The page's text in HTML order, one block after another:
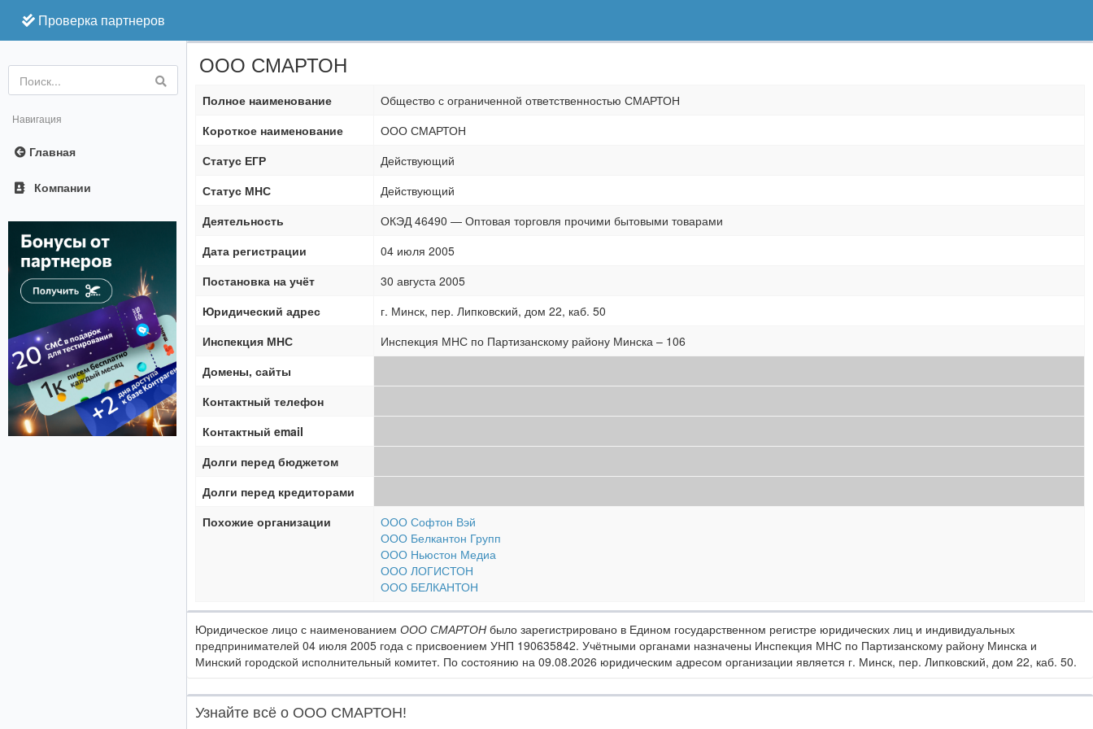
Проверка партнеров
Online
Навигация
Главная
Компании
ООО СМАРТОН
Полное наименование
Общество с ограниченной ответственностью СМАРТОН
Короткое наименование
ООО СМАРТОН
Статус ЕГР
Действующий
Статус МНС
Действующий
Деятельность
ОКЭД 46490 — Оптовая торговля прочими бытовыми товарами
Дата регистрации
04 июля 2005
Постановка на учёт
30 августа 2005
Юридический адрес
г. Минск, пер. Липковский, дом 22, каб. 50
Инспекция МНС
Инспекция МНС по Партизанскому району Минска – 106
Домены, сайты
Контактный телефон
Контактный email
Долги перед бюджетом
Долги перед кредиторами
Похожие организации
ООО Софтон Вэй
ООО Белкантон Групп
ООО Ньюстон Медиа
ООО ЛОГИСТОН
ООО БЕЛКАНТОН
Юридическое лицо с наименованием ООО СМАРТОН было зарегистрировано в Едином государственном регистре юридических лиц и индивидуальных
предпринимателей 04 июля 2005 года с присвоением УНП 190635842. Учётными органами назначены Инспекция МНС по Партизанскому району Минска и
Минский городской исполнительный комитет. По состоянию на 09.08.2026 юридическим адресом организации является г. Минск, пер. Липковский, дом 22, каб. 50.
Узнайте всё о ООО СМАРТОН!